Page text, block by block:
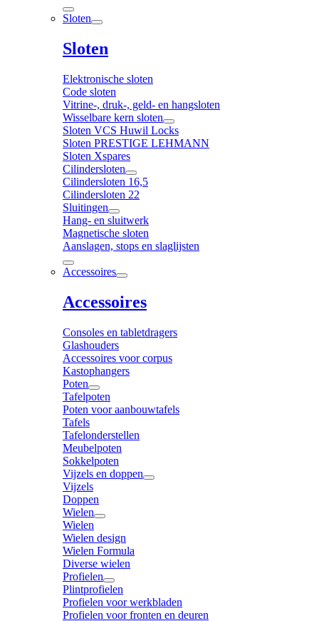
Sloten
Sloten
Elektronische sloten
Code sloten
Vitrine-, druk-, geld- en hangsloten
Wisselbare kern sloten
Sloten VCS Huwil Locks
Sloten PRESTIGE LEHMANN
Sloten Xspares
Cilindersloten
Cilindersloten 16,5
Cilindersloten 22
Sluitingen
Hang- en sluitwerk
Magnetische sloten
Aanslagen, stops en slaglijsten
Accessoires
Accessoires
Consoles en tabletdragers
Glashouders
Accessoires voor corpus
Kastophangers
Poten
Tafelpoten
Poten voor aanbouwtafels
Tafels
Tafelonderstellen
Meubelpoten
Sokkelpoten
Vijzels en doppen
Vijzels
Doppen
Wielen
Wielen
Wielen design
Wielen Formula
Diverse wielen
Profielen
Plintprofielen
Profielen voor werkbladen
Profielen voor fronten en deuren